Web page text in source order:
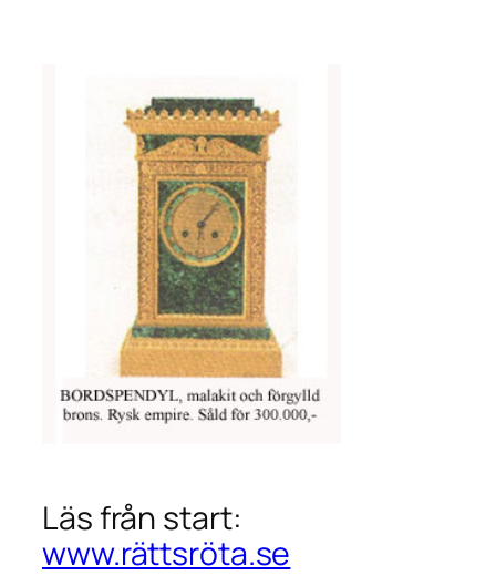
Läs från start:
www.rättsröta.se